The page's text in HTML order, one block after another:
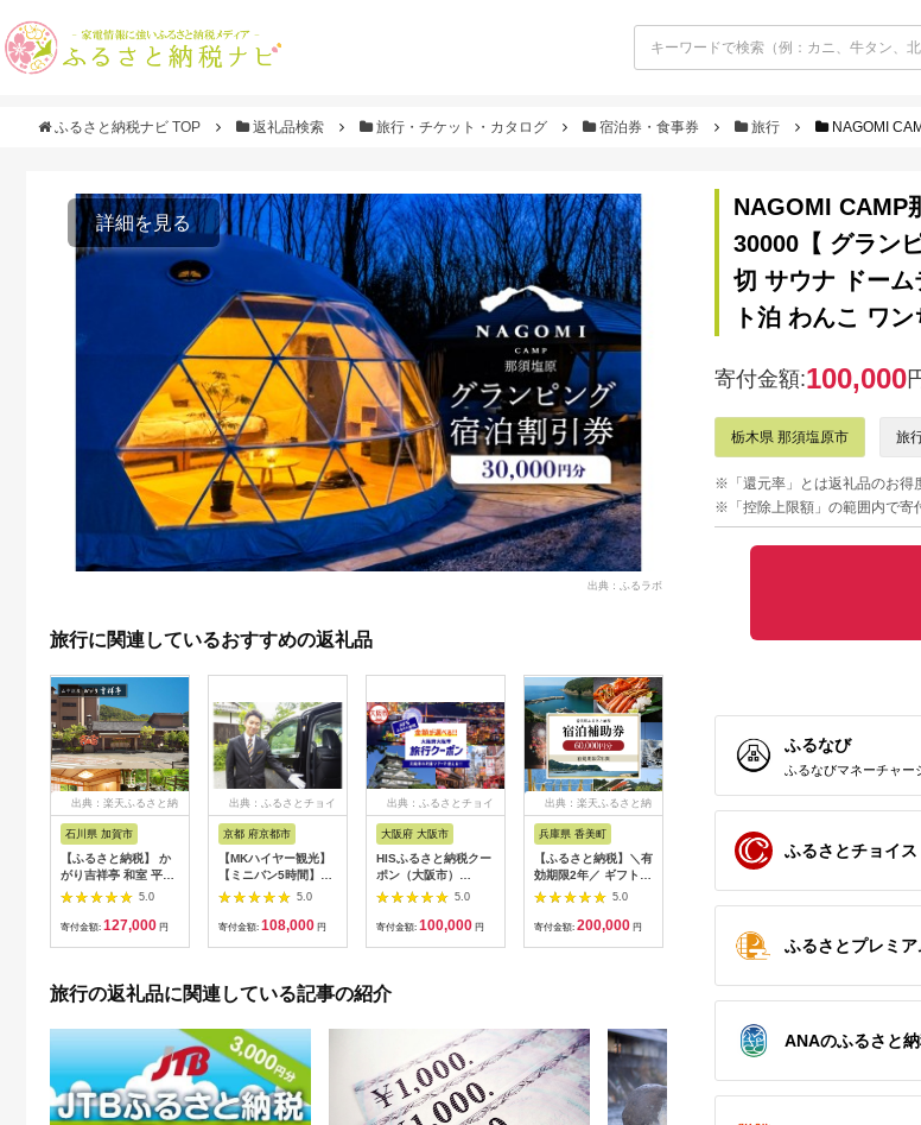
ふるさと納税ナビ TOP 返礼品検索 旅行・チケット・カタログ 宿泊券・食事券 旅行 NAGOMI CAMP那須 グランピン
詳細を見る
出典：ふるラボ
旅行に関連しているおすすめの返礼品
出典：楽天ふるさと納
石川県 加賀市
【ふるさと納税】 か
がり吉祥亭 和室 平日
限定 ペア宿泊券 1泊2
食付 2名 ペア 食事付
温泉 宿泊券 旅行 トラ
5.0
寄付金額: 127,000 円
出典：ふるさとチョイ
京都 府京都市
【MKハイヤー観光】
【ミニバン5時間】ド
ライバーとめぐるとっ
ておきの京都観光（3
／21-6／20・10／1-
5.0
寄付金額: 108,000 円
出典：ふるさとチョイ
大阪府 大阪市
HISふるさと納税クー
ポン（大阪市）
30,000円分_OS039-
5.0
寄付金額: 100,000 円
出典：楽天ふるさと納
兵庫県 香美町
【ふるさと納税】＼有
効期限2年／ ギフトに
も使える 宿泊補助券
60,000円分 宿泊助成
券 宿泊券 旅 トラベル
プレゼント 贈答 母の
日 25-09
5.0
寄付金額: 200,000 円
栃木県 日光市
【ふるさと納税】ぐる
1万5千円分】｜旅行
券 クーポン券 お食事
館 ホテル カフェ レジ
ャー施設 地域商品券
宿泊券
パンが監修
てのホテル
シェンダ ヴ
ナーホテル
多気町 AI-30
旅行の返礼品に関連している記事の紹介
NAGOMI CAMP
30000【 グラン
切 サウナ ドー
ト泊 わんこ ワ
寄付金額:100,000
栃木県 那須塩原市 旅
※「還元率」とは返礼品のお得
※「控除上限額」の範囲内で寄
ふるなび
ふるなびマネーチャー
ふるさとチョイス
ふるさとプレミア
ANAのふるさと